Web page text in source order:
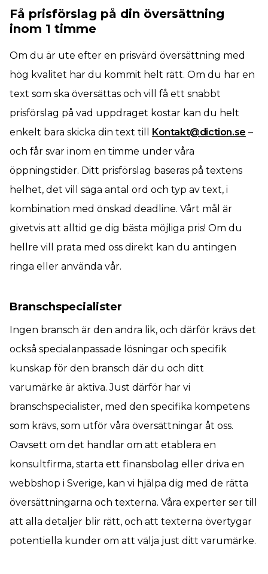
Få prisförslag på din översättning
inom 1 timme
Om du är ute efter en prisvärd översättning med
hög kvalitet har du kommit helt rätt. Om du har en
text som ska översättas och vill få ett snabbt
prisförslag på vad uppdraget kostar kan du helt
enkelt bara skicka din text till Kontakt@diction.se –
och får svar inom en timme under våra
öppningstider. Ditt prisförslag baseras på textens
helhet, det vill säga antal ord och typ av text, i
kombination med önskad deadline. Vårt mål är
givetvis att alltid ge dig bästa möjliga pris! Om du
hellre vill prata med oss direkt kan du antingen
ringa eller använda vår.
Branschspecialister
Ingen bransch är den andra lik, och därför krävs det
också specialanpassade lösningar och specifik
kunskap för den bransch där du och ditt
varumärke är aktiva. Just därför har vi
branschspecialister, med den specifika kompetens
som krävs, som utför våra översättningar åt oss.
Oavsett om det handlar om att etablera en
konsultfirma, starta ett finansbolag eller driva en
webbshop i Sverige, kan vi hjälpa dig med de rätta
översättningarna och texterna. Våra experter ser till
att alla detaljer blir rätt, och att texterna övertygar
potentiella kunder om att välja just ditt varumärke.